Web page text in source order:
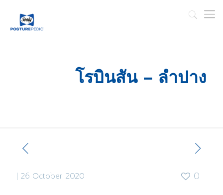
โรบินสัน – ลำปาง
26 October 2020 0